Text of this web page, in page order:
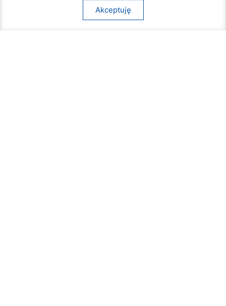
Akceptuję